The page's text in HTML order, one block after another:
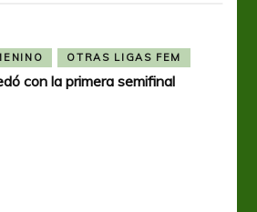
OTRAS LIGAS FEM
con la primera semifinal